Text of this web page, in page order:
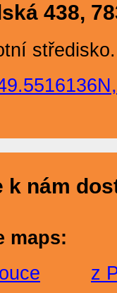
438,
k nám
maps:
z